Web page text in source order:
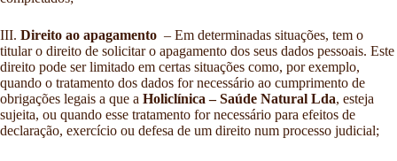
III. Direito ao apagamento – Em determinadas situações, tem o
titular o direito de solicitar o apagamento dos seus dados pessoais. Este
direito pode ser limitado em certas situações como, por exemplo,
quando o tratamento dos dados for necessário ao cumprimento de
obrigações legais a que a Holiclínica – Saúde Natural Lda, esteja
sujeita, ou quando esse tratamento for necessário para efeitos de
declaração, exercício ou defesa de um direito num processo judicial;